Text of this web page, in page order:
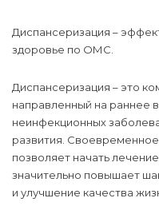
Диспансеризация –
здоровье по ОМС.
Диспансеризация – это
направленный на раннее
неинфекционных
развития.
позволяет начать
значительно повышает
и улучшение качества